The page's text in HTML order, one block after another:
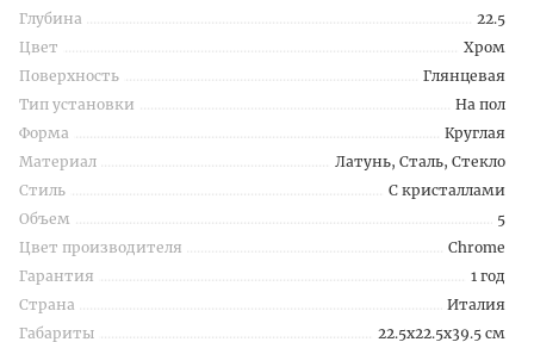
Глубина
22.5
Цвет
Хром
Поверхность
Глянцевая
Тип установки
На пол
Форма
Круглая
Материал
Латунь, Сталь, Стекло
Стиль
С кристаллами
Объем
5
Цвет производителя
Chrome
Гарантия
1 год
Страна
Италия
Габариты
22.5x22.5x39.5 см